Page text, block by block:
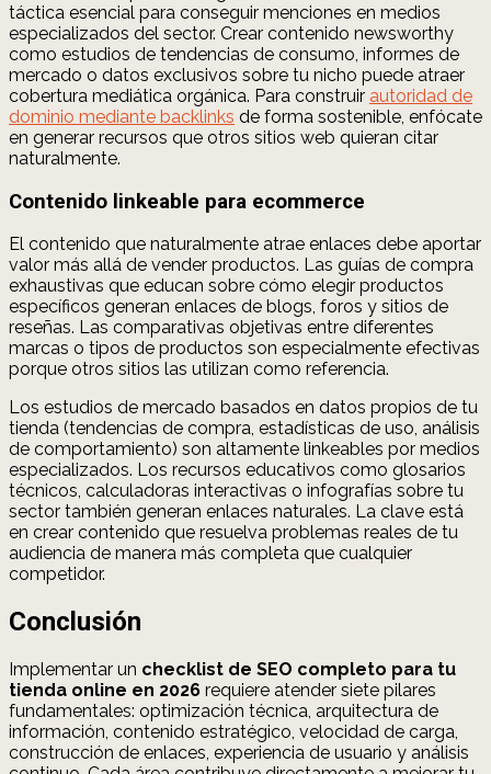
táctica esencial para conseguir menciones en medios
especializados del sector. Crear contenido newsworthy
como estudios de tendencias de consumo, informes de
mercado o datos exclusivos sobre tu nicho puede atraer
cobertura mediática orgánica. Para construir autoridad de
dominio mediante backlinks de forma sostenible, enfócate
en generar recursos que otros sitios web quieran citar
naturalmente.
Contenido linkeable para ecommerce
El contenido que naturalmente atrae enlaces debe aportar
valor más allá de vender productos. Las guías de compra
exhaustivas que educan sobre cómo elegir productos
específicos generan enlaces de blogs, foros y sitios de
reseñas. Las comparativas objetivas entre diferentes
marcas o tipos de productos son especialmente efectivas
porque otros sitios las utilizan como referencia.
Los estudios de mercado basados en datos propios de tu
tienda (tendencias de compra, estadísticas de uso, análisis
de comportamiento) son altamente linkeables por medios
especializados. Los recursos educativos como glosarios
técnicos, calculadoras interactivas o infografías sobre tu
sector también generan enlaces naturales. La clave está
en crear contenido que resuelva problemas reales de tu
audiencia de manera más completa que cualquier
competidor.
Conclusión
Implementar un checklist de SEO completo para tu
tienda online en 2026 requiere atender siete pilares
fundamentales: optimización técnica, arquitectura de
información, contenido estratégico, velocidad de carga,
construcción de enlaces, experiencia de usuario y análisis